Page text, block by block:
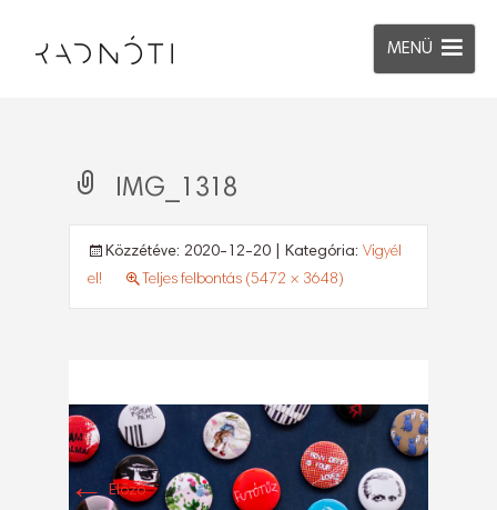
MENÜ
IMG_1318
Közzétéve: 2020-12-20 | Kategória: Vigyél
el!
Teljes felbontás (5472 × 3648)
← Előző